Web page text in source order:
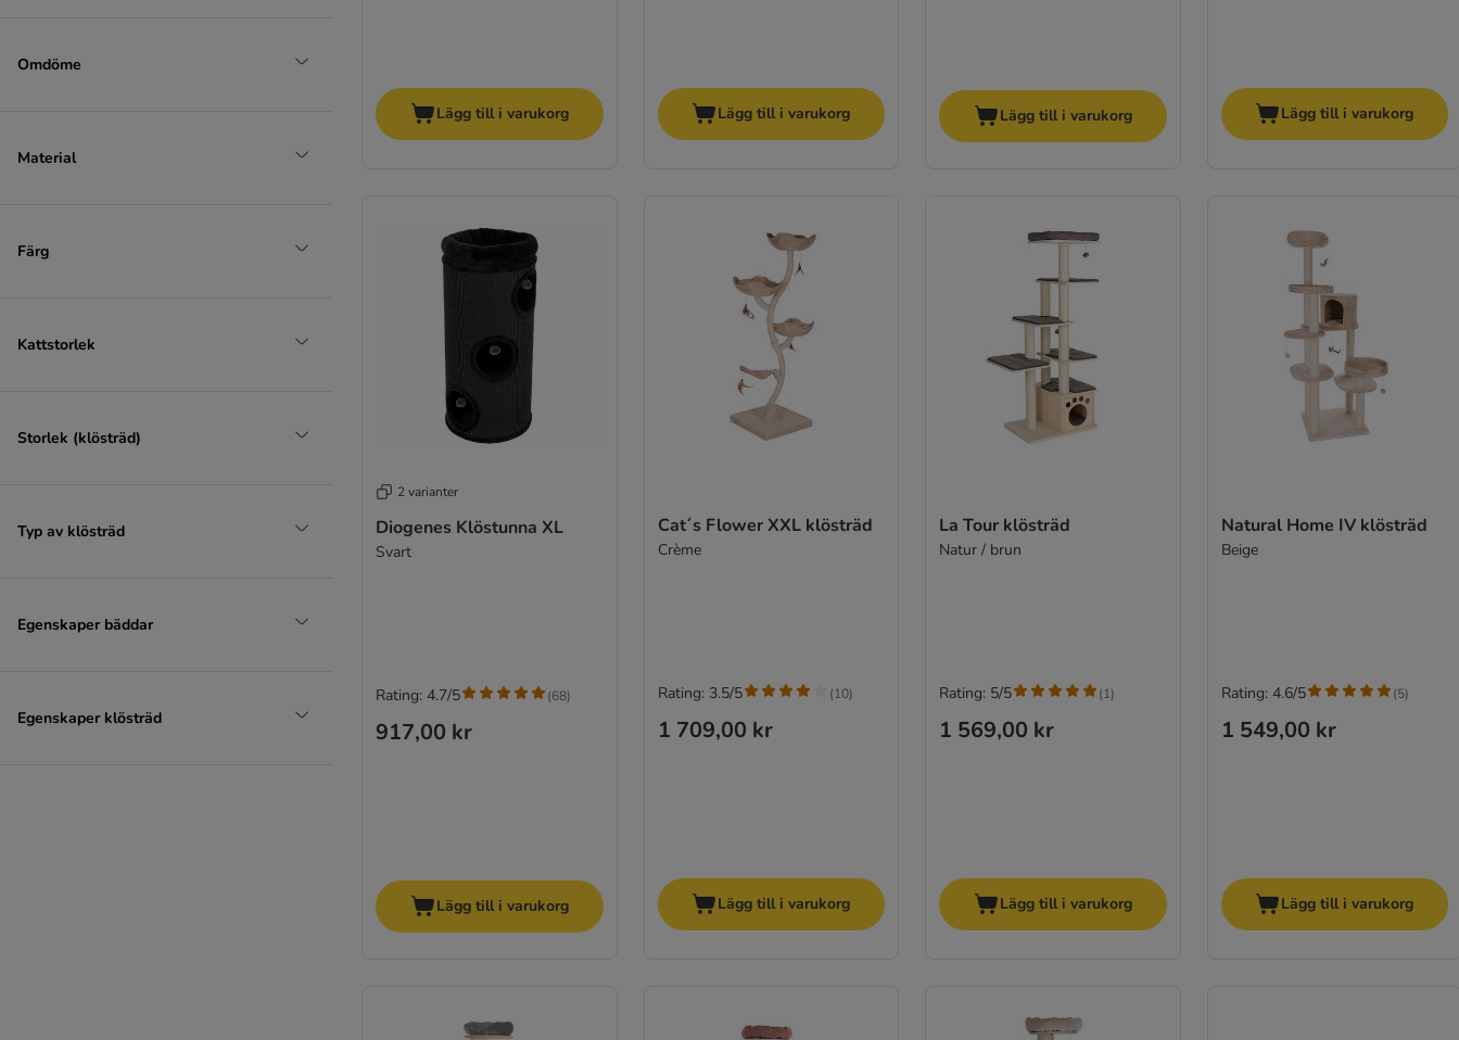
Omdöme
Material
Färg
Kattstorlek
Storlek (klösträd)
Typ av klösträd
Egenskaper bäddar
Egenskaper klösträd
Lägg till i varukorg Lägg till i varukorg Lägg till i varukorg Lägg till i varukorg
2 varianter
Diogenes Klöstunna XL
Svart
917,00 kr
Rating: 4.7/5 (68)
Lägg till i varukorg
Cat´s Flower XXL klösträd
Crème
1 709,00 kr
Rating: 3.5/5 (10)
Lägg till i varukorg
La Tour klösträd
Natur / brun
1 569,00 kr
Rating: 5/5 (1)
Lägg till i varukorg
Natural Home IV klösträd
Beige
1 549,00 kr
Rating: 4.6/5 (5)
Lägg till i varukorg